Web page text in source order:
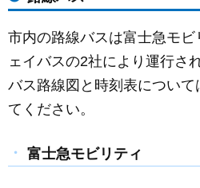
o
k
er
市内の路線バスは富士急モ
ェイバスの2社により運行さ
バス路線図と時刻表について
てください。
富士急モビリティ